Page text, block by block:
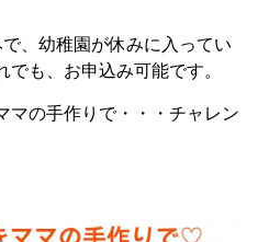
、幼稚園が休みに入ってい
も、お申込み可能です。
マの手作りで・・・チャレン